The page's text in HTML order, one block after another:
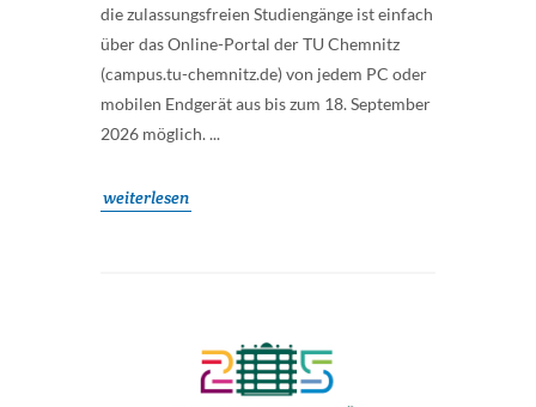
die zulassungsfreien Studiengänge ist einfach
über das Online-Portal der TU Chemnitz
(campus.tu-chemnitz.de) von jedem PC oder
mobilen Endgerät aus bis zum 18. September
2026 möglich. ...
weiterlesen